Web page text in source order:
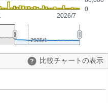
0
2026/7
2025/1
比較チャートの表示